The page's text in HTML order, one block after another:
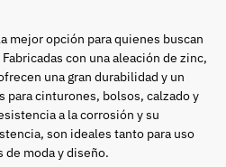
mejor opción para quienes buscan
con una aleación de zinc,
una gran durabilidad y un
para cinturones, bolsos, calzado y
a la corrosión y su
son ideales tanto para uso
de moda y diseño.